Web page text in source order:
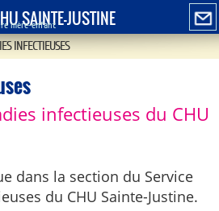
SAINTE-JUSTINE
mère-enfant
INFECTIEUSES
infectieuses du CHU
dans la section du Service
du CHU Sainte-Justine.